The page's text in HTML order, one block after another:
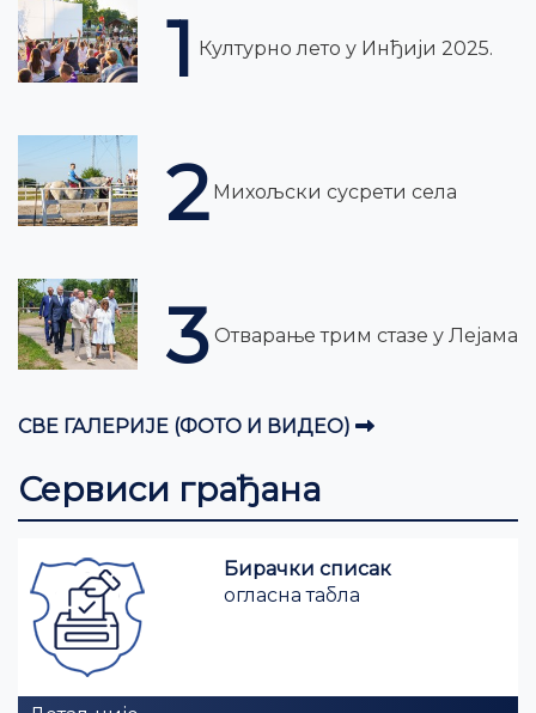
1 Културно лето у Инђији 2025.
2 Михољски сусрети села
3 Отварање трим стазе у Лејама
СВЕ ГАЛЕРИЈЕ (ФОТО И ВИДЕО)
Сервиси грађана
Бирачки списак
огласна табла